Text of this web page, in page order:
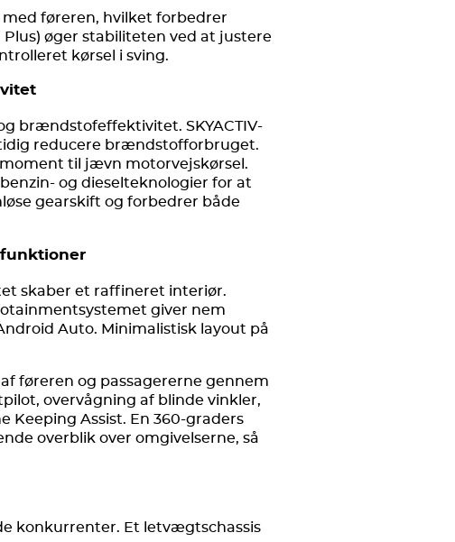
føreren, hvilket forbedrer
øger stabiliteten ved at justere
kørsel i sving.
brændstofeffektivitet. SKYACTIV-
reducere brændstofforbruget.
til jævn motorvejskørsel.
og dieselteknologier for at
gearskift og forbedrer både
skaber et raffineret interiør.
giver nem
Auto. Minimalistisk layout på
føreren og passagererne gennem
overvågning af blinde vinkler,
Keeping Assist. En 360-graders
overblik over omgivelserne, så
konkurrenter. Et letvægtschassis